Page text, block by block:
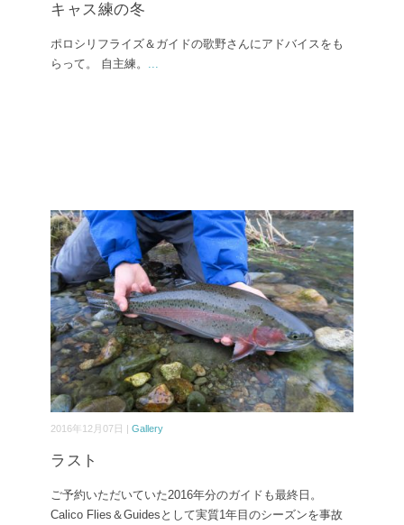
キャス練の冬
ポロシリフライズ＆ガイドの歌野さんにアドバイスをも
らって。 自主練。
2016年12月07日 | Gallery
ラスト
ご予約いただいていた2016年分のガイドも最終日。
Calico Flies＆Guidesとして実質1年目のシーズンを事故